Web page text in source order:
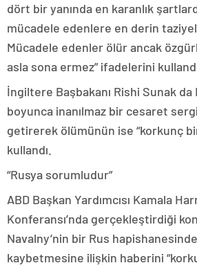
dört bir yanında en karanlık
mücadele edenlere en derin
Mücadele edenler ölür ancak
asla sona ermez” ifadelerini
İngiltere Başbakanı Rishi Sunak da
boyunca inanılmaz bir cesaret
getirerek ölümünün ise “korkunç
kullandı.
“Rusya sorumludur”
ABD Başkan Yardımcısı Kamala
Konferansı’nda gerçekleştirdiği
Navalny’nin bir Rus hapishanesinde
kaybetmesine ilişkin haberini